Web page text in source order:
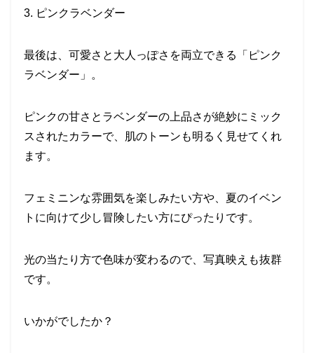
3. ピンクラベンダー
最後は、可愛さと大人っぽさを両立できる「ピンク
ラベンダー」。
ピンクの甘さとラベンダーの上品さが絶妙にミック
スされたカラーで、肌のトーンも明るく見せてくれ
ます。
フェミニンな雰囲気を楽しみたい方や、夏のイベン
トに向けて少し冒険したい方にぴったりです。
光の当たり方で色味が変わるので、写真映えも抜群
です。
いかがでしたか？